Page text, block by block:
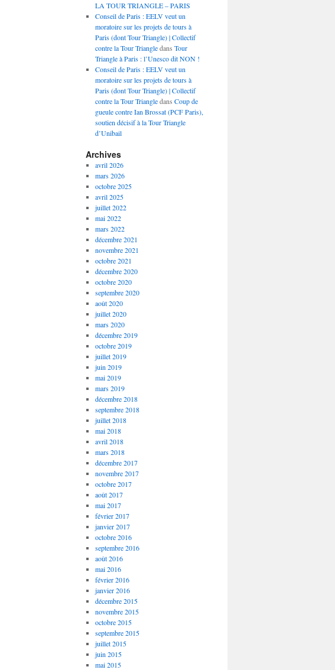
LA TOUR TRIANGLE – PARIS
Conseil de Paris : EELV veut un
moratoire sur les projets de tours à
Paris (dont Tour Triangle) | Collectif
contre la Tour Triangledans Tour
Triangle à Paris : l’Unesco dit NON !
Conseil de Paris : EELV veut un
moratoire sur les projets de tours à
Paris (dont Tour Triangle) | Collectif
contre la Tour Triangledans Coup de
gueule contre Ian Brossat (PCF Paris),
soutien décisif à la Tour Triangle
d’Unibail
Archives
avril 2026
mars 2026
octobre 2025
avril 2025
juillet 2022
mai 2022
mars 2022
décembre 2021
novembre 2021
octobre 2021
décembre 2020
octobre 2020
septembre 2020
août 2020
juillet 2020
mars 2020
décembre 2019
octobre 2019
juillet 2019
juin 2019
mai 2019
mars 2019
décembre 2018
septembre 2018
juillet 2018
mai 2018
avril 2018
mars 2018
décembre 2017
novembre 2017
octobre 2017
août 2017
mai 2017
février 2017
janvier 2017
octobre 2016
septembre 2016
août 2016
mai 2016
février 2016
janvier 2016
décembre 2015
novembre 2015
octobre 2015
septembre 2015
juillet 2015
juin 2015
mai 2015